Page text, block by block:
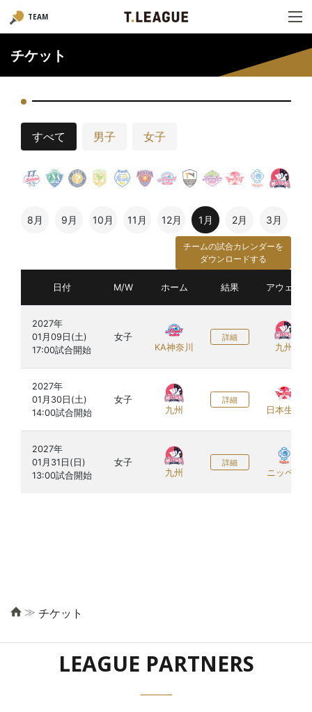
TEAM
チケット
すべて 男子 女子
8月 9月 10月 11月 12月 1月 2月 3月
チームの試合カレンダーを
ダウンロードする
日付 M/W ホーム 結果 アウェイ
2027年
01月09日(土)
女子
KA神奈川
詳細
九州
2027年
01月30日(土)
女子
九州
詳細
日本生命
2027年
01月31日(日)
女子
九州
詳細
ニッペM
≫ チケット
LEAGUE PARTNERS